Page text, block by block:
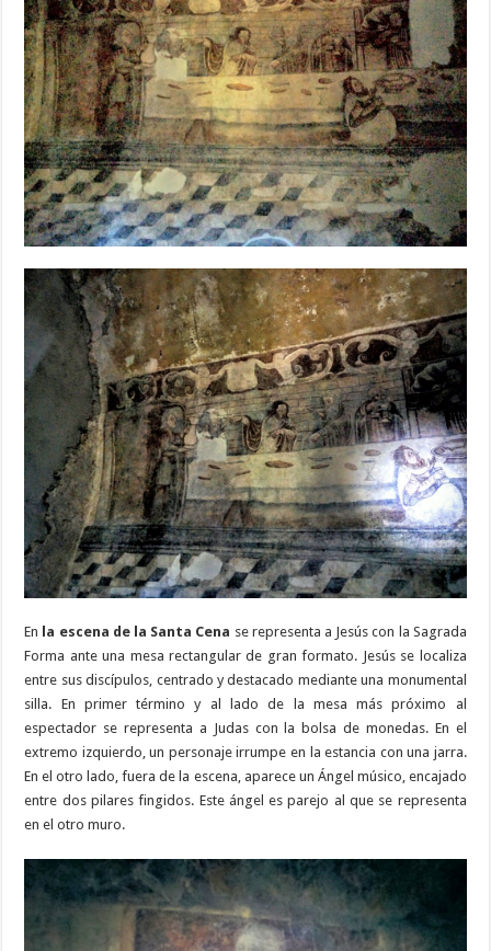
En la escena de la Santa Cena se representa a Jesús con la Sagrada
Forma ante una mesa rectangular de gran formato. Jesús se localiza
entre sus discípulos, centrado y destacado mediante una monumental
silla. En primer término y al lado de la mesa más próximo al
espectador se representa a Judas con la bolsa de monedas. En el
extremo izquierdo, un personaje irrumpe en la estancia con una jarra.
En el otro lado, fuera de la escena, aparece un Ángel músico, encajado
entre dos pilares fingidos. Este ángel es parejo al que se representa
en el otro muro.